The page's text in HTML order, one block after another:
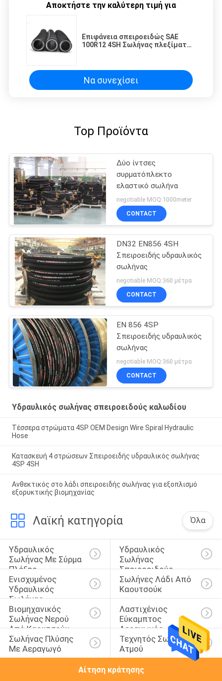
Αποκτήστε την καλύτερη τιμή για
Επιφάνεια σπειροειδώς SAE
100R12 4SH Σωλήνας πλεξίματος
Να συνεχίσει
Top Προϊόντα
Δύο ίντσες
συρματόπλεκτο
ελαστικό σωλήνα
negotiable MOQ:1000meter
CONTACT
DN32 EN856 4SH
Σπειροειδής υδραυλικός
σωλήνας
negotiable MOQ:360 μέτρα
CONTACT
EN 856 4SP
Σπειροειδής υδραυλικός
σωλήνας
negotiable MOQ:360 μέτρα
CONTACT
Υδραυλικός σωλήνας σπειροειδούς καλωδίου
Τέσσερα στρώματα 4SP OEM Design Wire Spiral Hydraulic
Hose
Κατασκευή 4 στρώσεων Σπειροειδής υδραυλικός σωλήνας
4SP 4SH
Ανθεκτικός στο λάδι σπειροειδής σωλήνας για εξοπλισμό
εξορυκτικής βιομηχανίας
Λαϊκή κατηγορία Όλα
Υδραυλικός
Σωλήνας Με Σύρμα
Πλέξης
Υδραυλικός
Σωλήνας
Σπειροειδούς
Καλωδίου
Ενισχυμένος
Υδραυλικός
Σωλήνας
Σωλήνες Λάδι Από
Καουτσούκ
Βιομηχανικός
Σωλήνας Νερού
Από Καουτσούκ
Λαστιχένιος
Εύκαμπτος
Αεραγωγός
Σωλήνας Πλύσης
Με Αεραγωγό
Τεχνητός Σωλήνας
Ατμού
Αίτηση κράτησης